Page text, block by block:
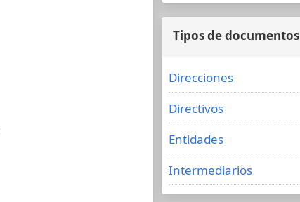
Tipos de documentos
Direcciones
Directivos
Entidades
Intermediarios